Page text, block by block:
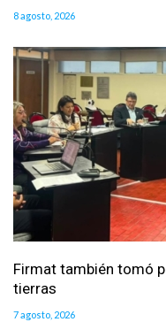
8 agosto, 2026
Firmat también tomó
tierras
7 agosto, 2026